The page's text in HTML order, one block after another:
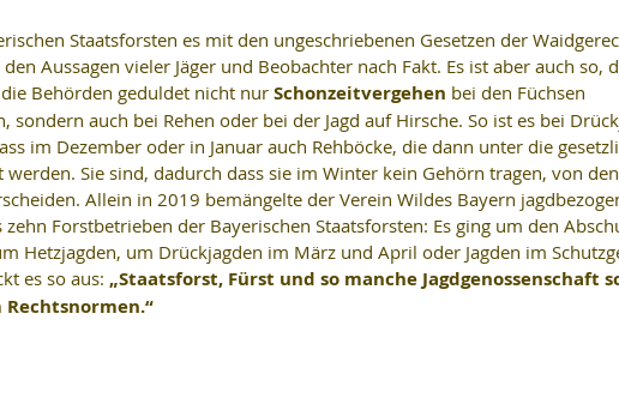
Staatsforsten es mit den ungeschriebenen Gesetzen der
Aussagen vieler Jäger und Beobachter nach Fakt. Es ist aber auch so,
Behörden geduldet nicht nur Schonzeitvergehen bei den Füchsen
sondern auch bei Rehen oder bei der Jagd auf Hirsche. So ist es bei
im Dezember oder in Januar auch Rehböcke, die dann unter die
werden. Sie sind, dadurch dass sie im Winter kein Gehörn tragen, von
Allein in 2019 bemängelte der Verein Wildes Bayern
Forstbetrieben der Bayerischen Staatsforsten: Es ging um den
Hetzjagden, um Drückjagden im März und April oder Jagden im
es so aus: „Staatsforst, Fürst und so manche Jagdgenossenschaft